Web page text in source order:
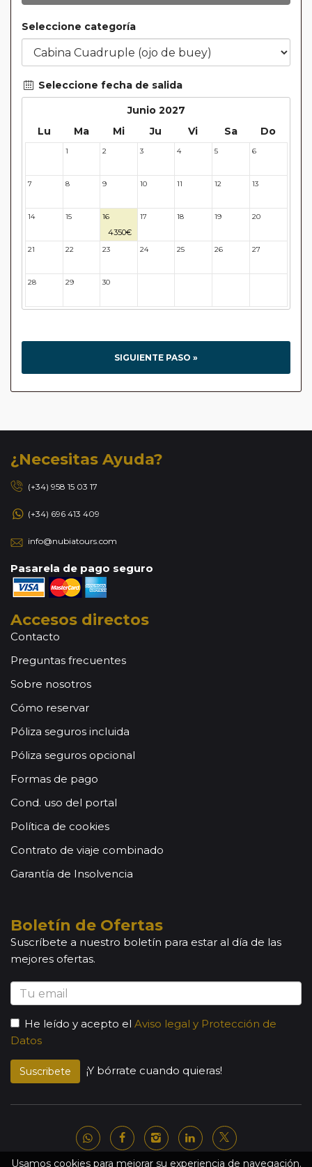
Usamos cookies para mejorar su experiencia de navegación.
Seleccione categoría
Seleccione fecha de salida
Junio 2027
Lu
Ma Mi Ju Vi Sa Do
1 2 3 4 5 6
7 8 9 10 11 12 13
14 15 16
4350€
17 18 19 20
21 22 23 24 25 26 27
28 29 30
SIGUIENTE PASO »
¿Necesitas Ayuda?
(+34) 958 15 03 17
(+34) 696 413 409
info@nubiatours.com
Pasarela de pago seguro
Accesos directos
Contacto
Preguntas frecuentes
Sobre nosotros
Cómo reservar
Póliza seguros incluida
Póliza seguros opcional
Formas de pago
Cond. uso del portal
Política de cookies
Contrato de viaje combinado
Garantía de Insolvencia
Boletín de Ofertas
Suscríbete a nuestro boletín para estar al día de las
mejores ofertas.
He leído y acepto el Aviso legal y Protección de
Datos
Suscribete ¡Y bórrate cuando quieras!